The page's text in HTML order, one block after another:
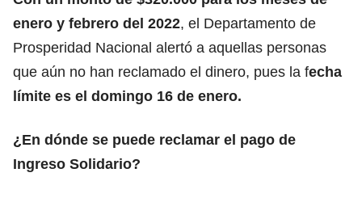
enero y febrero del 2022, el Departamento de
Prosperidad Nacional alertó a aquellas personas
que aún no han reclamado el dinero, pues la fecha
límite es el domingo 16 de enero.
¿En dónde se puede reclamar el pago de
Ingreso Solidario?